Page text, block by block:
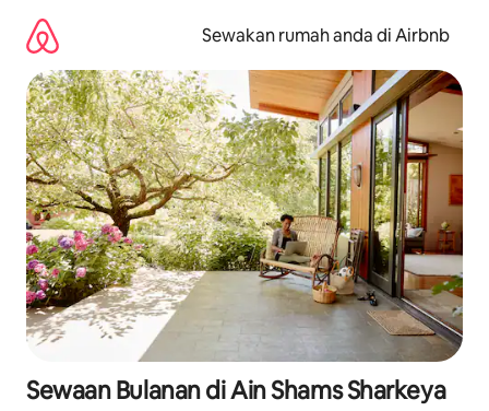
kandungan
Sewakan rumah anda di Airbnb
Sewaan Bulanan di Ain Shams Sharkeya